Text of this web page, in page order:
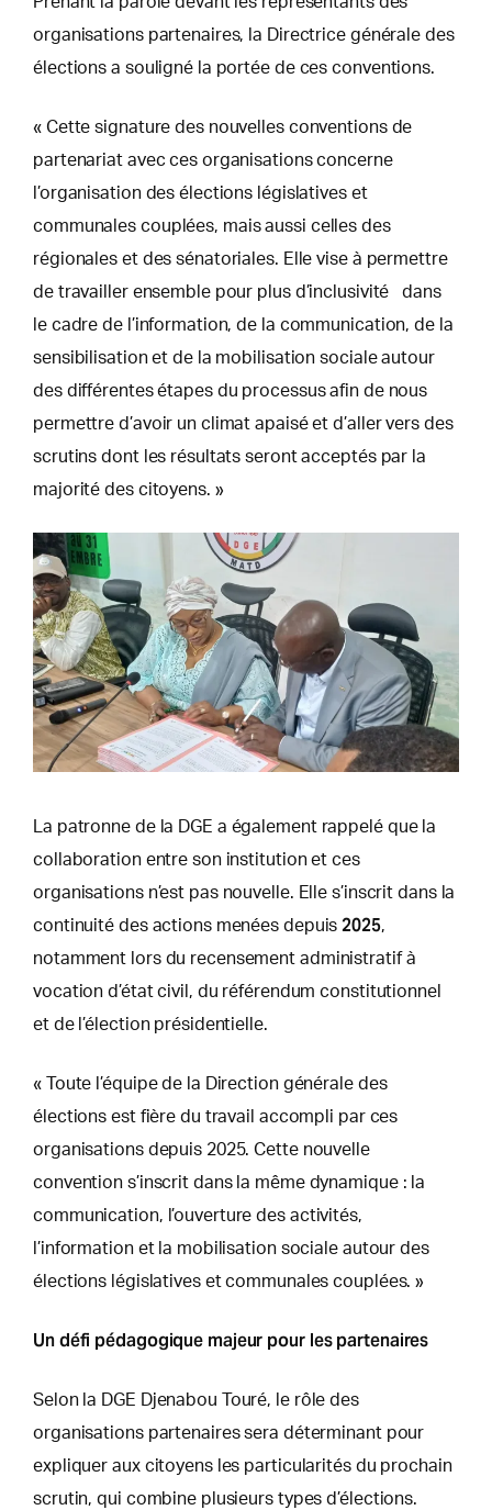
organisations partenaires, la Directrice générale des
élections a souligné la portée de ces conventions.
« Cette signature des nouvelles conventions de
partenariat avec ces organisations concerne
l’organisation des élections législatives et
communales couplées, mais aussi celles des
régionales et des sénatoriales. Elle vise à permettre
de travailler ensemble pour plus d’inclusivité dans
le cadre de l’information, de la communication, de la
sensibilisation et de la mobilisation sociale autour
des différentes étapes du processus afin de nous
permettre d’avoir un climat apaisé et d’aller vers des
scrutins dont les résultats seront acceptés par la
majorité des citoyens. »
La patronne de la DGE a également rappelé que la
collaboration entre son institution et ces
organisations n’est pas nouvelle. Elle s’inscrit dans la
continuité des actions menées depuis 2025,
notamment lors du recensement administratif à
vocation d’état civil, du référendum constitutionnel
et de l’élection présidentielle.
« Toute l’équipe de la Direction générale des
élections est fière du travail accompli par ces
organisations depuis 2025. Cette nouvelle
convention s’inscrit dans la même dynamique : la
communication, l’ouverture des activités,
l’information et la mobilisation sociale autour des
élections législatives et communales couplées. »
Un défi pédagogique majeur pour les partenaires
Selon la DGE Djenabou Touré, le rôle des
organisations partenaires sera déterminant pour
expliquer aux citoyens les particularités du prochain
scrutin, qui combine plusieurs types d’élections.